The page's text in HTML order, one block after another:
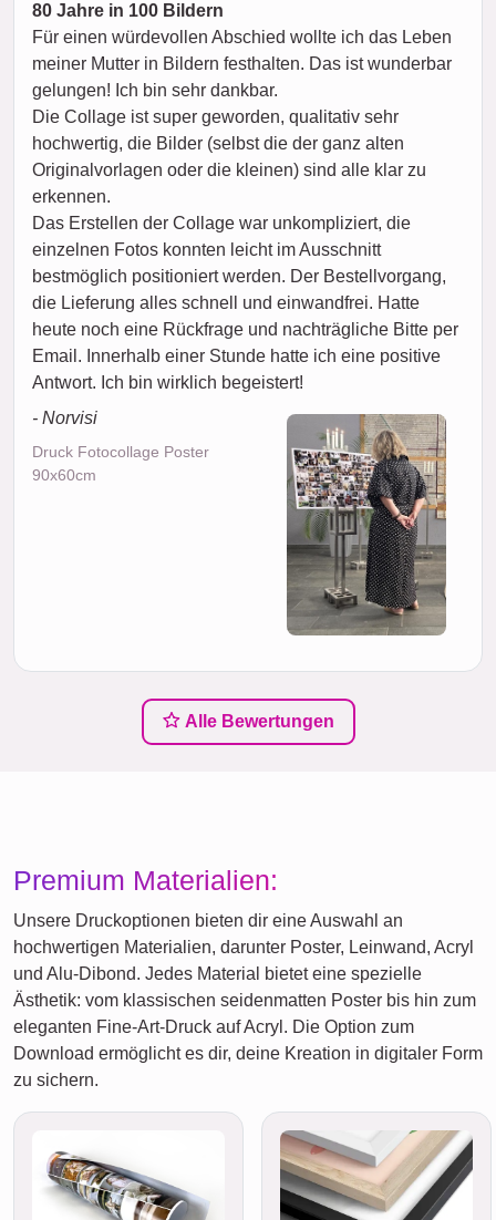
80 Jahre in 100 Bildern
Für einen würdevollen Abschied wollte ich das Leben
meiner Mutter in Bildern festhalten. Das ist wunderbar
gelungen! Ich bin sehr dankbar.
Die Collage ist super geworden, qualitativ sehr
hochwertig, die Bilder (selbst die der ganz alten
Originalvorlagen oder die kleinen) sind alle klar zu
erkennen.
Das Erstellen der Collage war unkompliziert, die
einzelnen Fotos konnten leicht im Ausschnitt
bestmöglich positioniert werden. Der Bestellvorgang,
die Lieferung alles schnell und einwandfrei. Hatte
heute noch eine Rückfrage und nachträgliche Bitte per
Email. Innerhalb einer Stunde hatte ich eine positive
Antwort. Ich bin wirklich begeistert!
- Norvisi
Druck Fotocollage Poster
90x60cm
Alle Bewertungen
Premium Materialien:
Unsere Druckoptionen bieten dir eine Auswahl an
hochwertigen Materialien, darunter Poster, Leinwand, Acryl
und Alu-Dibond. Jedes Material bietet eine spezielle
Ästhetik: vom klassischen seidenmatten Poster bis hin zum
eleganten Fine-Art-Druck auf Acryl. Die Option zum
Download ermöglicht es dir, deine Kreation in digitaler Form
zu sichern.